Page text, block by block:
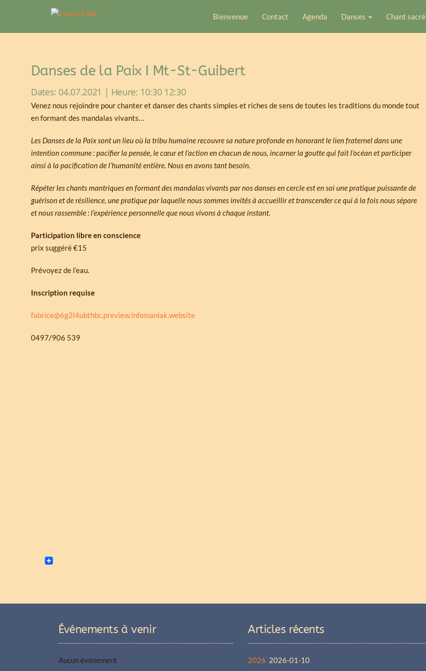
Bienvenue Contact Agenda Danses Chant sacré
Danses de la Paix I Mt-St-Guibert
Dates: 04.07.2021 | Heure: 10:30 12:30
Venez nous rejoindre pour chanter et danser des chants simples et riches de sens de toutes les traditions du monde tout
en formant des mandalas vivants…
Les Danses de la Paix sont un lieu où la tribu humaine recouvre sa nature profonde en honorant le lien fraternel dans une
intention commune : pacifier la pensée, le cœur et l’action en chacun de nous, incarner la goutte qui fait l’océan et participer
ainsi à la pacification de l’humanité entière. Nous en avons tant besoin.
Répéter les chants mantriques en formant des mandalas vivants par nos danses en cercle est en soi une pratique puissante de
guérison et de résilience, une pratique par laquelle nous sommes invités à accueillir et transcender ce qui à la fois nous sépare
et nous rassemble : l’expérience personnelle que nous vivons à chaque instant.
Participation libre en conscience
prix suggéré €15
Prévoyez de l’eau.
Inscription requise
fabrice@6g2i4ubthbc.preview.infomaniak.website
0497/906 539
Événements à venir
Aucun événement
Articles récents
2026 2026-01-10